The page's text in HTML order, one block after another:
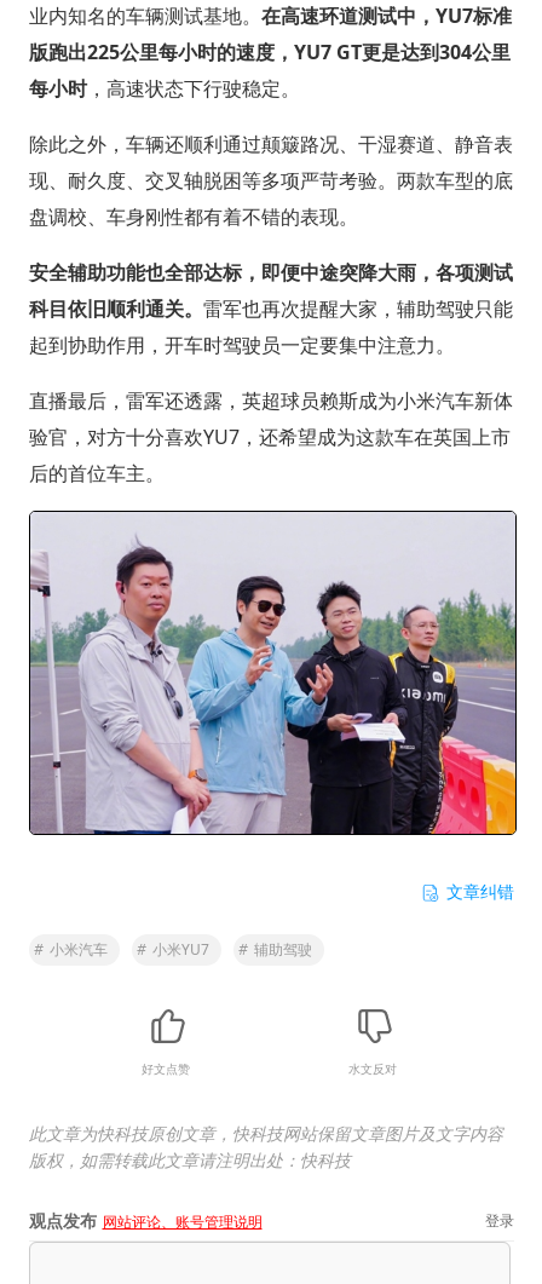
业内知名的车辆测试基地。 在高速环道测试中，YU7标准
版跑出225公里每小时的速度，YU7 GT更是达到304公里
每小时，高速状态下行驶稳定。
除此之外，车辆还顺利通过颠簸路况、干湿赛道、静音表
现、耐久度、交叉轴脱困等多项严苛考验。两款车型的底
盘调校、车身刚性都有着不错的表现。
安全辅助功能也全部达标，即便中途突降大雨，各项测试
科目依旧顺利通关。 雷军也再次提醒大家，辅助驾驶只能
起到协助作用，开车时驾驶员一定要集中注意力。
直播最后，雷军还透露，英超球员赖斯成为小米汽车新体
验官，对方十分喜欢YU7，还希望成为这款车在英国上市
后的首位车主。
文章纠错
# 小米汽车 # 小米YU7 # 辅助驾驶
好文点赞 水文反对
此文章为快科技原创文章，快科技网站保留文章图片及文字内容
版权，如需转载此文章请注明出处：快科技
观点发布 网站评论、账号管理说明 登录